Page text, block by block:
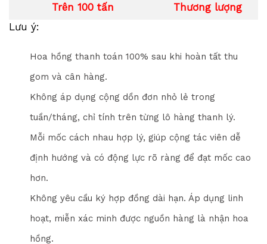
Trên 100 tấn
Thương lượng
Lưu ý:
Hoa hồng thanh toán 100% sau khi hoàn tất thu
gom và cân hàng.
Không áp dụng cộng dồn đơn nhỏ lẻ trong
tuần/tháng, chỉ tính trên từng lô hàng thanh lý.
Mỗi mốc cách nhau hợp lý, giúp cộng tác viên dễ
định hướng và có động lực rõ ràng để đạt mốc cao
hơn.
Không yêu cầu ký hợp đồng dài hạn. Áp dụng linh
hoạt, miễn xác minh được nguồn hàng là nhận hoa
hồng.